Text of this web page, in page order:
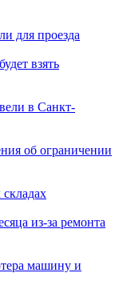
для проезда
взять
в Санкт-
об ограничении
из-за ремонта
машину и